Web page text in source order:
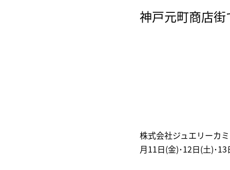
神戸元町商店
株式会社ジュエリーカ
月11日(金)･12日(土)･13